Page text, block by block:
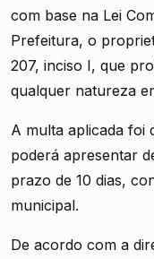
com base na Lei
Prefeitura, o
207, inciso I, que
qualquer natureza
A multa aplicada foi
poderá apresentar
prazo de 10 dias,
municipal.
De acordo com a